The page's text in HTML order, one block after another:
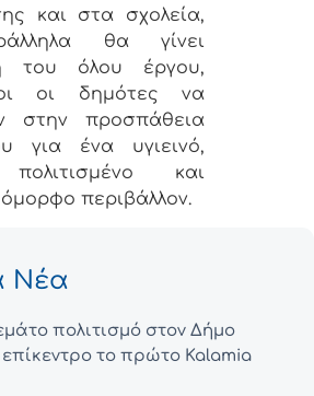
και στα σχολεία,
θα γίνει
του όλου έργου,
οι δημότες να
στην προσπάθεια
για ένα υγιεινό,
και
όμορφο περιβάλλον.
Νέα
πολιτισμό στον Δήμο
επίκεντρο το πρώτο Kalamia